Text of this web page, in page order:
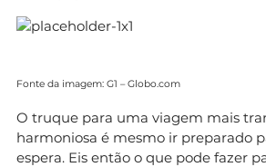
Fonte da imagem: G1 – Globo.com
O truque para uma viagem mais
harmoniosa é mesmo ir preparado
espera. Eis então o que pode fazer